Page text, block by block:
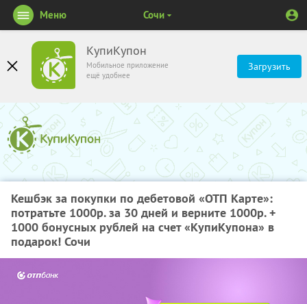
КупиКупон
Мобильное приложение
ещё удобнее
Загрузить
Меню Сочи
Кешбэк за покупки по дебетовой «ОТП Карте»:
потратьте 1000р. за 30 дней и верните 1000р. +
1000 бонусных рублей на счет «КупиКупона» в
подарок! Сочи